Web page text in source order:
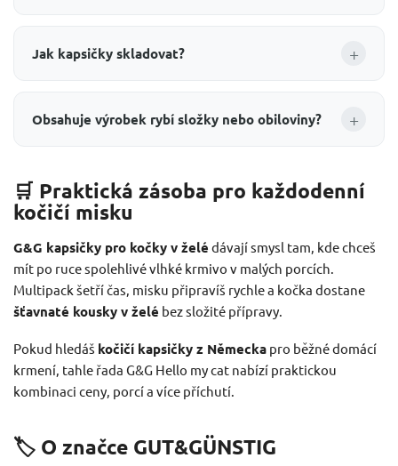
Jak kapsičky skladovat? +
Obsahuje výrobek rybí složky nebo obiloviny? +
🛒 Praktická zásoba pro každodenní
kočičí misku
G&G kapsičky pro kočky v želé dávají smysl tam, kde chceš
mít po ruce spolehlivé vlhké krmivo v malých porcích.
Multipack šetří čas, misku připravíš rychle a kočka dostane
šťavnaté kousky v želé bez složité přípravy.
Pokud hledáš kočičí kapsičky z Německa pro běžné domácí
krmení, tahle řada G&G Hello my cat nabízí praktickou
kombinaci ceny, porcí a více příchutí.
🏷️ O značce GUT&GÜNSTIG